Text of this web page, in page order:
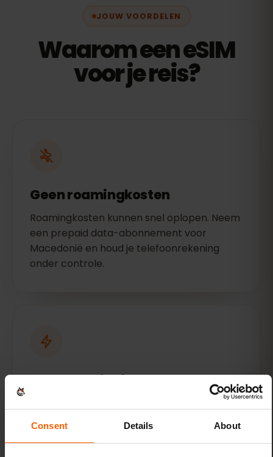
Consent Details About
JOUW VOORDELEN
Waarom een eSIM
voor je reis?
Geen roamingkosten
Roamingkosten kunnen snel oplopen. Neem
een prepaid data-abonnement voor
Macedonië en houd je telefoonrekening
onder controle.
Maak verbinding met een paar
direct klaar voor gebruik zodra je landt.